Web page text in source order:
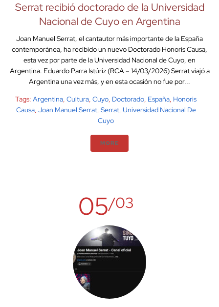
Serrat recibió doctorado de la Universidad
Nacional de Cuyo en Argentina
Joan Manuel Serrat, el cantautor más importante de la España
contemporánea, ha recibido un nuevo Doctorado Honoris Causa,
esta vez por parte de la Universidad Nacional de Cuyo, en
Argentina. Eduardo Parra Istúriz (RCA – 14/03/2026) Serrat viajó a
Argentina una vez más, y en esta ocasión no fue por...
Tags: Argentina, Cultura, Cuyo, Doctorado, España, Honoris
Causa, Joan Manuel Serrat, Serrat, Universidad Nacional De
Cuyo
MORE
05/03